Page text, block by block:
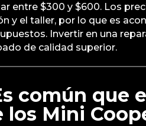
entre $300 y $600. Los
y el taller, por lo que es
Invertir en una
de calidad superior.
común que
los Mini